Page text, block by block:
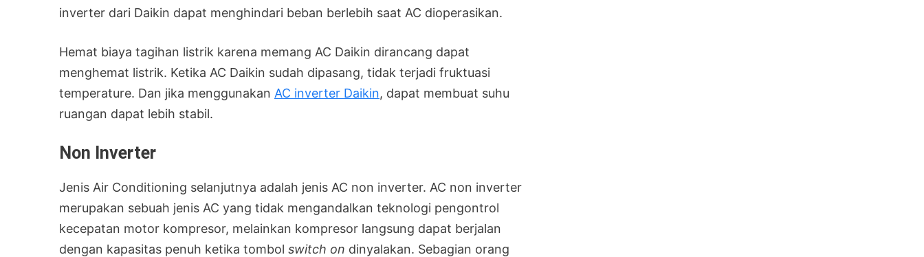
inverter dari Daikin dapat menghindari beban berlebih saat AC dioperasikan.
Hemat biaya tagihan listrik karena memang AC Daikin dirancang dapat
menghemat listrik. Ketika AC Daikin sudah dipasang, tidak terjadi fruktuasi
temperature. Dan jika menggunakan AC inverter Daikin, dapat membuat suhu
ruangan dapat lebih stabil.
Non Inverter
Jenis Air Conditioning selanjutnya adalah jenis AC non inverter. AC non inverter
merupakan sebuah jenis AC yang tidak mengandalkan teknologi pengontrol
kecepatan motor kompresor, melainkan kompresor langsung dapat berjalan
dengan kapasitas penuh ketika tombol switch on dinyalakan. Sebagian orang